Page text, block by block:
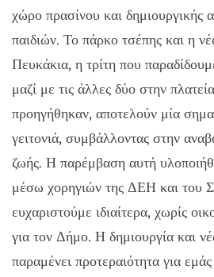
χώρο πρασίνου και δημιουργικής
παιδιών. Το πάρκο τσέπης και η
Πευκάκια, η τρίτη που
μαζί με τις άλλες δύο στην
προηγήθηκαν, αποτελούν μία
γειτονιά, συμβάλλοντας στην
ζωής. Η παρέμβαση αυτή
μέσω χορηγιών της ΔΕΗ και του
ευχαριστούμε ιδιαίτερα, χωρίς
για τον Δήμο. Η δημιουργία και
παραμένει προτεραιότητα για